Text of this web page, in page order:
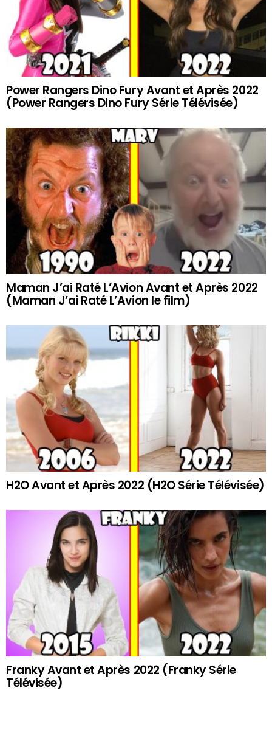
Power Rangers Dino Fury Avant et Après 2022
(Power Rangers Dino Fury Série Télévisée)
Maman J’ai Raté L’Avion Avant et Après 2022
(Maman J’ai Raté L’Avion le film)
H2O Avant et Après 2022 (H2O Série Télévisée)
Franky Avant et Après 2022 (Franky Série
Télévisée)